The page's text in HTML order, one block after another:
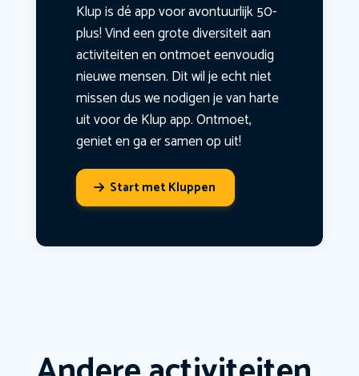
Klup is dé app voor avontuurlijk 50-
plus! Vind een grote diversiteit aan
activiteiten en ontmoet eenvoudig
nieuwe mensen. Dit wil je echt niet
missen dus we nodigen je van harte
uit voor de Klup app. Ontmoet,
geniet en ga er samen op uit!
Start met Kluppen